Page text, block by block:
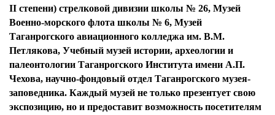
II степени) стрелковой дивизии школы № 26, Музей
Военно-морского флота школы № 6, Музей
Таганрогского авиационного колледжа им. В.М.
Петлякова, Учебный музей истории, археологии и
палеонтологии Таганрогского Института имени А.П.
Чехова, научно-фондовый отдел Таганрогского музея-
заповедника. Каждый музей не только презентует свою
экспозицию, но и предоставит возможность посетителям